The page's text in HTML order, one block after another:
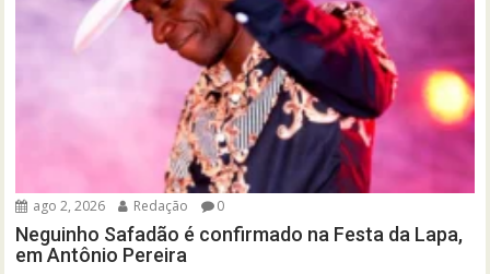
ago 2, 2026 Redação 0
Neguinho Safadão é confirmado na Festa da Lapa,
em Antônio Pereira